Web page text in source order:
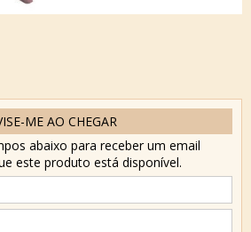
ME AO CHEGAR
abaixo para receber um email
este produto está disponível.